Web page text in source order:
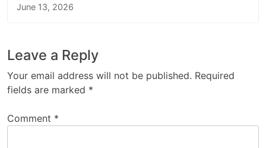
June 13, 2026
Leave a Reply
Your email address will not be published. Required
fields are marked *
Comment *